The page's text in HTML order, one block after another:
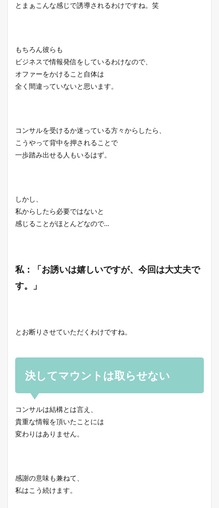
とまぁこんな感じで誘導されるわけですね。笑
もちろん彼らも
ビジネスで情報発信をしているわけなので、
オファーをかけること自体は
全く間違っていないと思います。
コンサルを受けるか迷っている方々からしたら、
こうやって背中を押されることで
一歩踏み出せる人もいるはず。
しかし、
私からしたら必要ではないと
感じることがほとんどなので…
私：「お誘いは嬉しいですが、今回は大丈夫で
す。」
とお断りさせていただくわけですね。
決してマウントは取らせない
コンサルは結構とは言え、
貴重な情報を頂いたことには
変わりはありません。
感謝の意味も兼ねて、
私はこう続けます。